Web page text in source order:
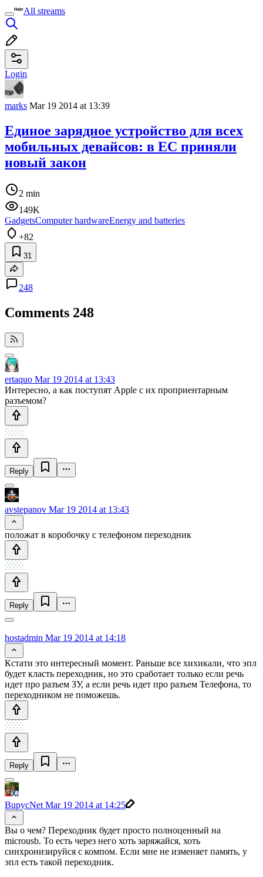
All streams
Login
marks Mar 19 2014 at 13:39
Единое зарядное устройство для всех
мобильных девайсов: в ЕС приняли
новый закон
2 min
149K
GadgetsComputer hardwareEnergy and batteries
+82
31
248
Comments 248
ertaquo Mar 19 2014 at 13:43
Интересно, а как поступят Apple с их проприентарным
разъемом?
Reply
avstepanov Mar 19 2014 at 13:43
положат в коробочку с телефоном переходник
Reply
hostadmin Mar 19 2014 at 14:18
Кстати это интересный момент. Раньше все хихикали, что эпл
будет класть переходник, но это сработает только если речь
идет про разъем ЗУ, а если речь идет про разъем Телефона, то
переходником не поможешь.
Reply
BupycNet Mar 19 2014 at 14:25
Вы о чем? Переходник будет просто полноценный на
microusb. То есть через него хоть заряжайся, хоть
синхронизируйся с компом. Если мне не изменяет память, у
эпл есть такой переходник.